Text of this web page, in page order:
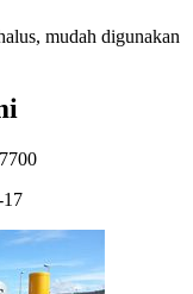
mudah digunakan
17